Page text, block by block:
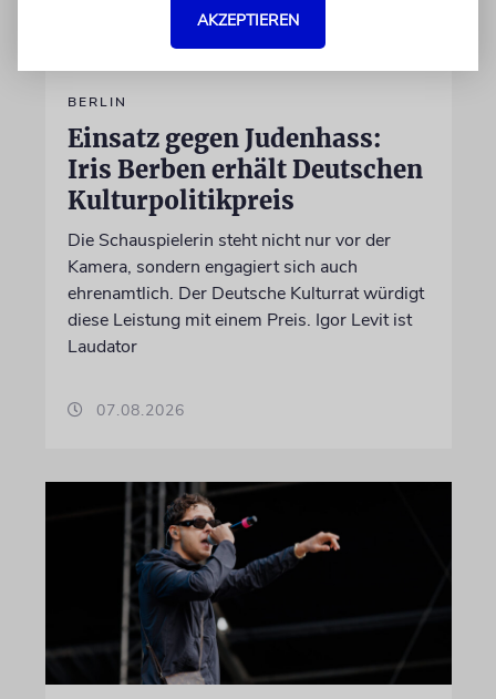
BERLIN
Einsatz gegen Judenhass:
Iris Berben erhält Deutschen
Kulturpolitikpreis
Die Schauspielerin steht nicht nur vor der
Kamera, sondern engagiert sich auch
ehrenamtlich. Der Deutsche Kulturrat würdigt
diese Leistung mit einem Preis. Igor Levit ist
Laudator
07.08.2026
AKZEPTIEREN